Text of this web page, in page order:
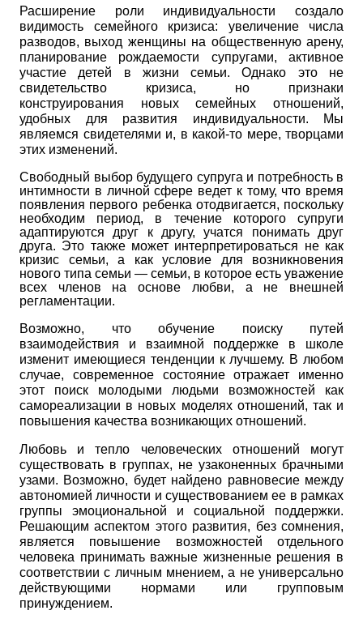
Расширение роли индивидуальности создало
видимость семейного кризиса: увеличение числа
разводов, выход женщины на общественную арену,
планирование рождаемости супругами, активное
участие детей в жизни семьи. Однако это не
свидетельство кризиса, но признаки
конструирования новых семейных отношений,
удобных для развития индивидуальности. Мы
являемся свидетелями и, в какой-то мере, творцами
этих изменений.
Свободный выбор будущего супруга и потребность в
интимности в личной сфере ведет к тому, что время
появления первого ребенка отодвигается, поскольку
необходим период, в течение которого супруги
адаптируются друг к другу, учатся понимать друг
друга. Это также может интерпретироваться не как
кризис семьи, а как условие для возникновения
нового типа семьи — семьи, в которое есть уважение
всех членов на основе любви, а не внешней
регламентации.
Возможно, что обучение поиску путей
взаимодействия и взаимной поддержке в школе
изменит имеющиеся тенденции к лучшему. В любом
случае, современное состояние отражает именно
этот поиск молодыми людьми возможностей как
самореализации в новых моделях отношений, так и
повышения качества возникающих отношений.
Любовь и тепло человеческих отношений могут
существовать в группах, не узаконенных брачными
узами. Возможно, будет найдено равновесие между
автономией личности и существованием ее в рамках
группы эмоциональной и социальной поддержки.
Решающим аспектом этого развития, без сомнения,
является повышение возможностей отдельного
человека принимать важные жизненные решения в
соответствии с личным мнением, а не универсально
действующими нормами или групповым
принуждением.